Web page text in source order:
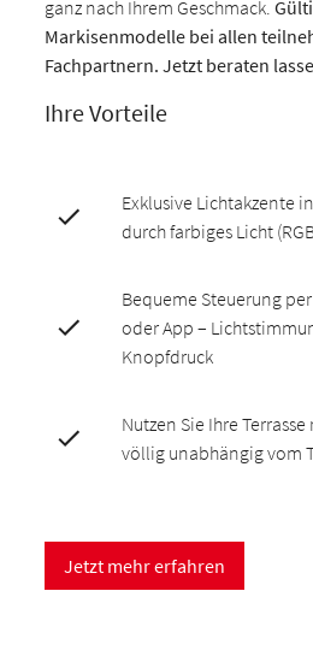
ganz nach Ihrem Geschmack.
Markisenmodelle bei allen
Fachpartnern. Jetzt beraten
Ihre Vorteile
Exklusive Lichtakzente
durch farbiges Licht
Bequeme Steuerung
oder App –
Knopfdruck
Nutzen Sie Ihre
völlig unabhängig vom
Jetzt mehr erfahren